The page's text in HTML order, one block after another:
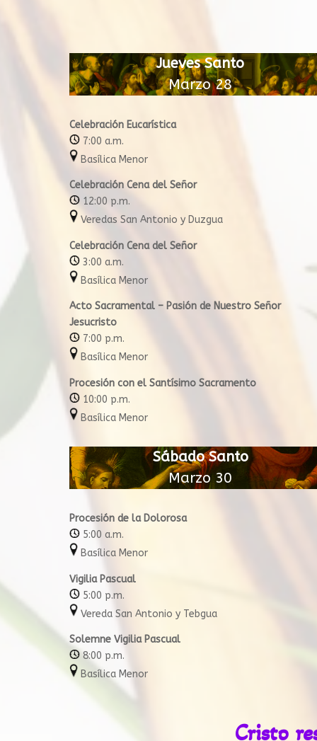
Jueves Santo
Marzo 28
Celebración Eucarística
7:00 a.m.
Basílica Menor
Celebración Cena del Señor
12:00 p.m.
Veredas San Antonio y Duzgua
Celebración Cena del Señor
3:00 a.m.
Basílica Menor
Acto Sacramental – Pasión de Nuestro Señor
Jesucristo
7:00 p.m.
Basílica Menor
Procesión con el Santísimo Sacramento
10:00 p.m.
Basílica Menor
Sábado Santo
Marzo 30
Procesión de la Dolorosa
5:00 a.m.
Basílica Menor
Vigilia Pascual
5:00 p.m.
Vereda San Antonio y Tebgua
Solemne Vigilia Pascual
8:00 p.m.
Basílica Menor
Cristo